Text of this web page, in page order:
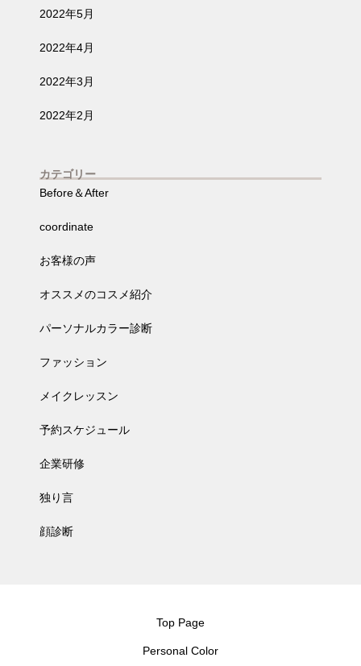
2022年5月
2022年4月
2022年3月
2022年2月
カテゴリー
Before＆After
coordinate
お客様の声
オススメのコスメ紹介
パーソナルカラー診断
ファッション
メイクレッスン
予約スケジュール
企業研修
独り言
顔診断
Top Page
Personal Color